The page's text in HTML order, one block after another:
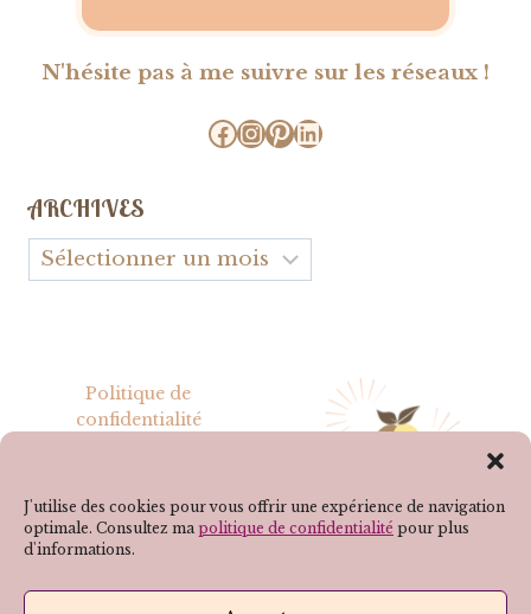
J'utilise des cookies pour vous offrir une expérience de navigation
optimale. Consultez mapolitique de confidentialité pour plus
d'informations.
N'hésite pas à me suivre sur les réseaux !
Facebook
Instagram
Pinterest
LinkedIn
ARCHIVES
Archives
Politique de
confidentialité
SUIVEZ-MOI SUR LES RÉSEAUX !